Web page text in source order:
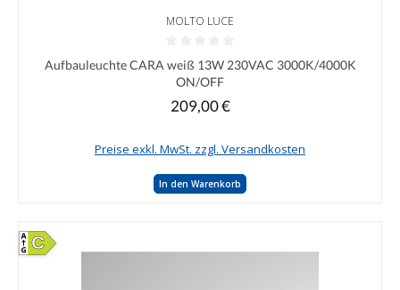
MOLTO LUCE
Durchschnittliche Bewertung von 0 von 5 Sternen
Aufbauleuchte CARA weiß 13W 230VAC 3000K/4000K
ON/OFF
Regulärer Preis:
209,00 €
Preise exkl. MwSt. zzgl. Versandkosten
In den Warenkorb
C